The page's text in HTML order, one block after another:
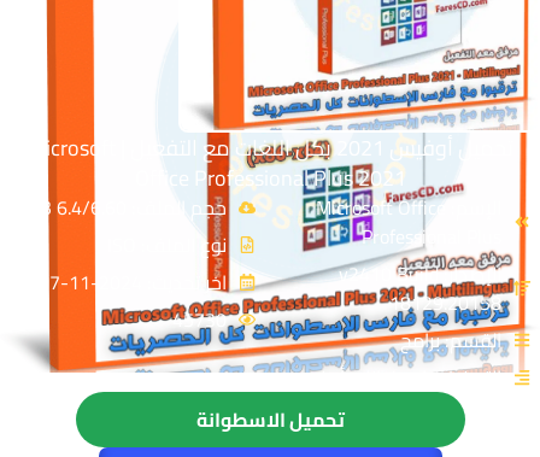
تحميل أوفيس 2021 بكل اللغات مع التفعيل | Microsoft
Office Professional Plus 2021
الإسم: Microsoft Office
Professional Plus
الإصدار: v2410 Build
18129.20158
القسم: برامج
التصنيف: اسطوانات أوفيس
حجم الملف: 6.4/6.60 GB
نوع الملف: ISO
اخر تحديث: 2024-11-17
45730
تحميل الاسطوانة